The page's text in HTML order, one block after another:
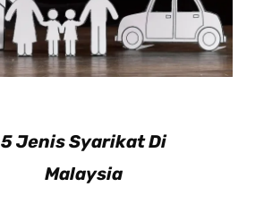
5 Jenis Syarikat Di
Malaysia